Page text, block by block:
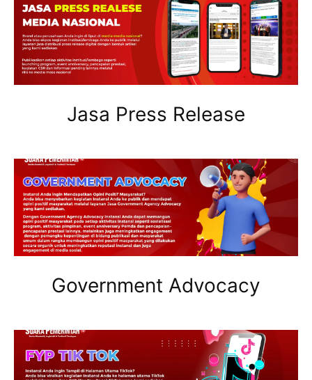
Jasa Press Release
Government Advocacy